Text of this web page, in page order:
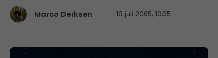
Marco Derksen 18 juli 2005, 10:35